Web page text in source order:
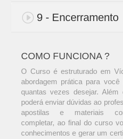
9 - Encerramento
COMO FUNCIONA ?
O Curso é estruturado em
abordagem prática para
quantas vezes desejar.
poderá enviar dúvidas ao
apostilas e materiais
completar, ao final do curso
conhecimentos e gerar um